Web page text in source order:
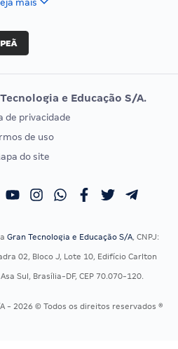
Vunesp
EXAME DE ORDEM
Calendário OAB
mais
e Educação S/A.
de privacidade
de uso
do site
Gran Tecnologia e Educação S/A, CNPJ:
02, Bloco J, Lote 10, Edifício Carlton
Sul, Brasília-DF, CEP 70.070-120.
- 2026 © Todos os direitos reservados ®